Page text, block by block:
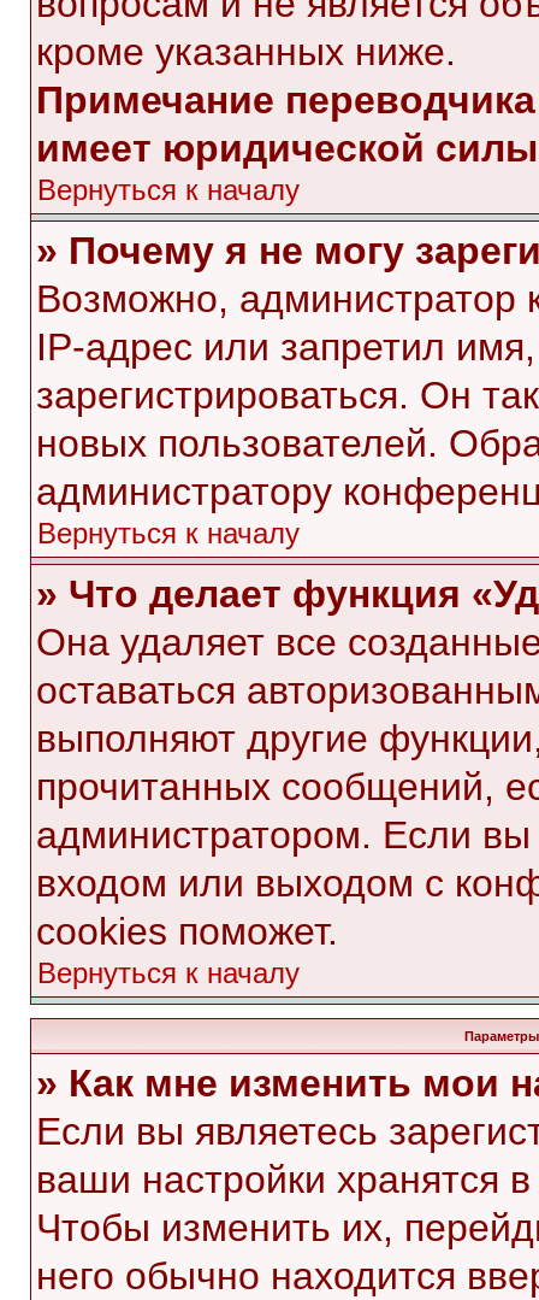
кроме указанных ниже.
Примечание
имеет юридической
Вернуться к началу
» Почему я не могу
Возможно, администратор
IP-адрес или запретил
зарегистрироваться. Он
новых пользователей.
администратору
Вернуться к началу
» Что делает функция
Она удаляет все
оставаться
выполняют другие
прочитанных сообщений,
администратором. Если
входом или выходом с
cookies поможет.
Вернуться к началу
Параметры
» Как мне изменить мои
Если вы являетесь
ваши настройки хранятся
Чтобы изменить их,
него обычно находится